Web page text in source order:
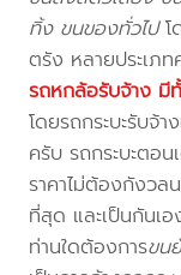
ทิ้ง ขนของทั่วไป
ตรัง หลายประเภ
รถหกล้อรับจ้าง มี
โดยรถกระบะรับจ้
ครับ รถกระบะตอ
ราคาไม่ต้องกังวล
ที่สุด และเป็นกันเ
ท่านใดต้องการขน